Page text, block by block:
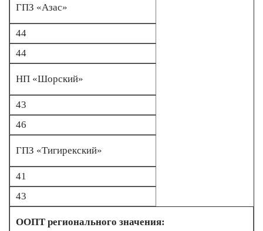
ГПЗ «Азас»
44
44
НП «Шорский»
43
46
ГПЗ «Тигирекский»
41
43
ООПТ регионального значения: